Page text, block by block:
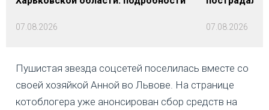
07.08.2026 07.08.2026
Пушистая звезда соцсетей поселилась вместе со
своей хозяйкой Анной во Львове. На странице
котоблогера уже анонсирован сбор средств на